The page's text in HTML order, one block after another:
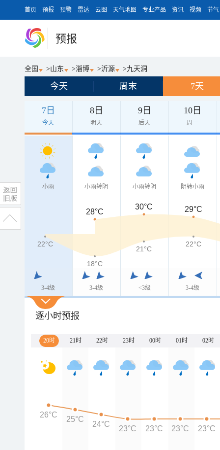
首页 预报 预警 雷达 云图 天气地图 专业产品 资讯 视频 节气
预报
全国 >山东 >淄博 >沂源 >九天洞
今天 周末 7天
7日
今天
8日
明天
9日
后天
10日
周一
小雨
3-4级
小雨转阴
3-4级
小雨转阴
<3级
阴转小雨
3-4级
28°C
30°C 29°C
22°C
18°C
21°C
22°C
逐小时预报
20时 21时 22时 23时 00时 01时 02时
26°C
25°C
24°C
23°C 23°C 23°C 23°C